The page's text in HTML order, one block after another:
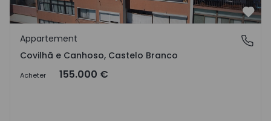
Covilhã e Canhoso, Castelo Branco
Appartement
Covilhã e Canhoso, Castelo Branco
Acheter 155.000 €